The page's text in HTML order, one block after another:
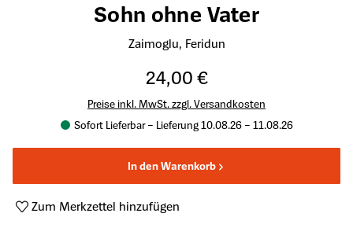
Sohn ohne Vater
Zaimoglu, Feridun
24,00 €
Preise inkl. MwSt. zzgl. Versandkosten
Sofort Lieferbar – Lieferung 10.08.26 – 11.08.26
In den Warenkorb
Zum Merkzettel hinzufügen